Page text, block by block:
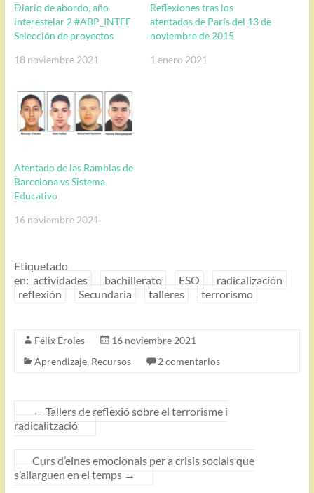
Diario de abordo, año
interestelar 2 #ABP_INTEF
Selección de proyectos
18 noviembre 2021
Reflexiones tras los
atentados de París del 13 de
noviembre de 2015
1 enero 2021
Atentado de las Ramblas de
Barcelona vs Sistema
Educativo
16 noviembre 2021
Etiquetado
en: actividades bachillerato ESO
radicalización
reflexión
Secundaria talleres terrorismo
Félix Eroles
16 noviembre 2021
Aprendizaje, Recursos 2 comentarios
← Tallers de reflexió sobre el terrorisme i
radicalització
Curs d’eines emocionals per a crisis socials que
s’allarguen en el temps →